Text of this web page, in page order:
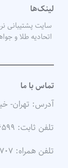
لینک‌ها
سایت پشتیبانی
اتحادیه طلا و
تماس با ما
آدرس: تهران-
تلفن ثابت: ۸۸۳۲۶۵۹۹-۰۲۱
تلفن همراه: ۰۹۱۲۱۲۴۱۷۰۷- ۰۹۳۵۱۲۴۱۷۰۷